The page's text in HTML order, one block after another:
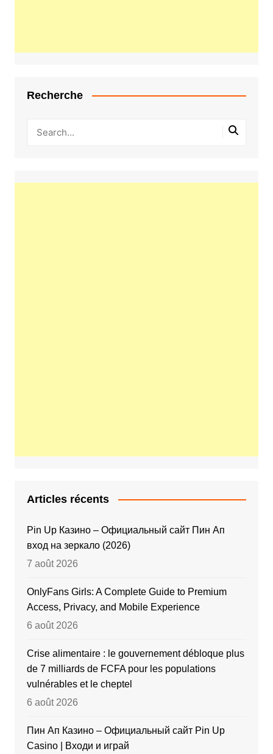
Recherche
Articles récents
Pin Up Казино – Официальный сайт Пин Ап
вход на зеркало (2026)
7 août 2026
OnlyFans Girls: A Complete Guide to Premium
Access, Privacy, and Mobile Experience
6 août 2026
Crise alimentaire : le gouvernement débloque plus
de 7 milliards de FCFA pour les populations
vulnérables et le cheptel
6 août 2026
Пин Ап Казино – Официальный сайт Pin Up
Casino | Входи и играй